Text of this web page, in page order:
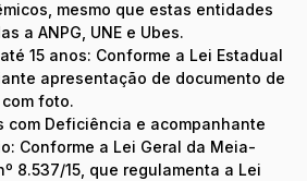
mesmo que estas entidades
a ANPG, UNE e Ubes.
15 anos: Conforme a Lei Estadual
apresentação de documento de
foto.
com Deficiência e acompanhante
Conforme a Lei Geral da Meia-
8.537/15, que regulamenta a Lei